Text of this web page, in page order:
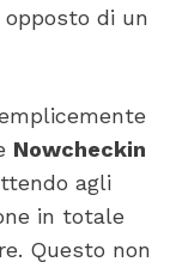
di un
Nowcheckin
agli
in totale
Questo non